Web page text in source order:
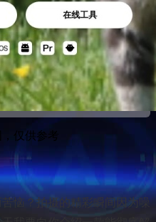
，仅供参考
恼？拍摄的精彩瞬间因为噪